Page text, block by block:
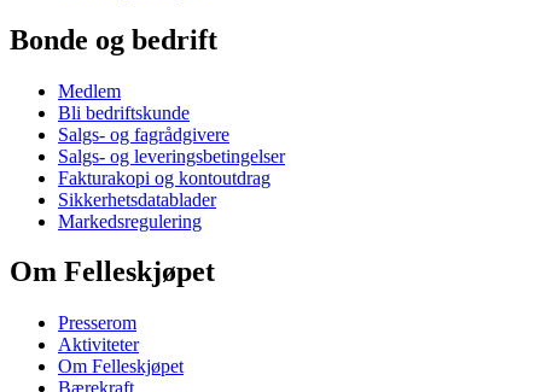
Bonde og bedrift
Medlem
Bli bedriftskunde
Salgs- og fagrådgivere
Salgs- og leveringsbetingelser
Fakturakopi og kontoutdrag
Sikkerhetsdatablader
Markedsregulering
Om Felleskjøpet
Presserom
Aktiviteter
Om Felleskjøpet